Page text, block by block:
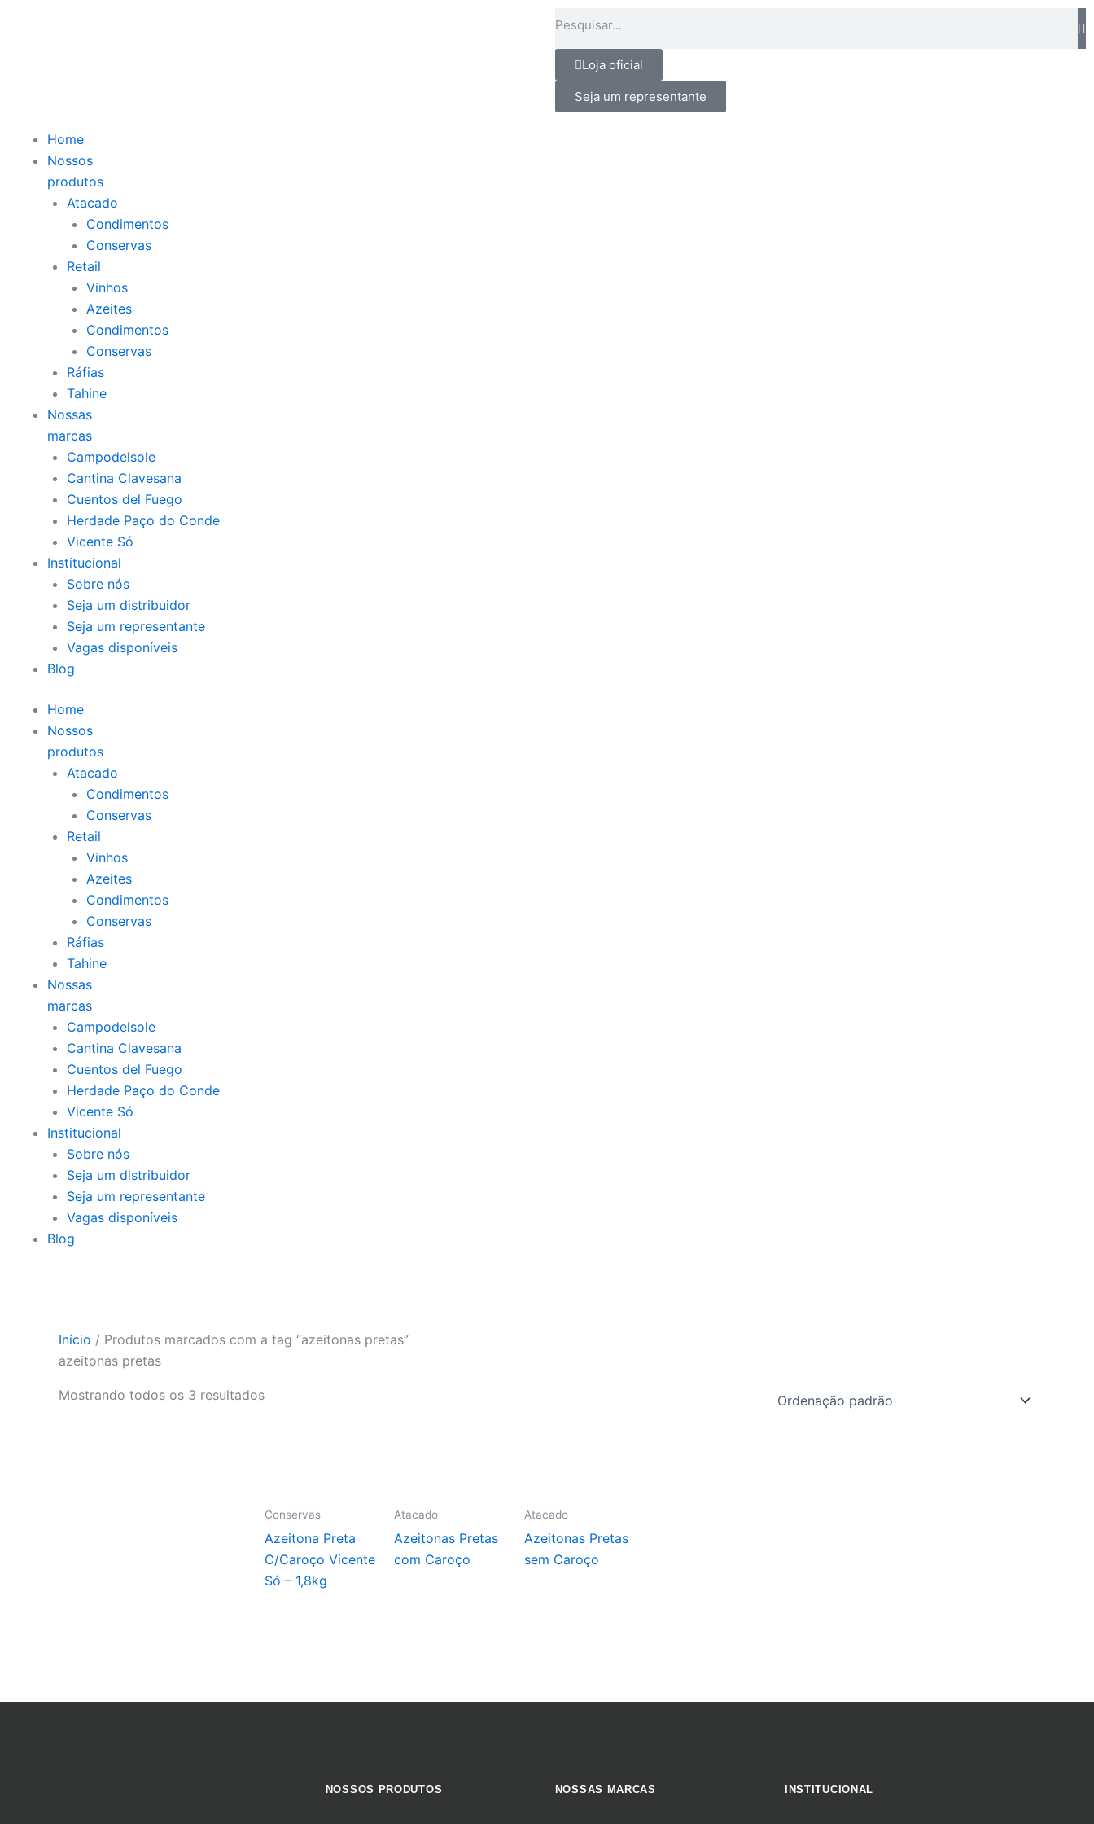
Loja oficial
Seja um representante
Home
Nossos
produtos
Atacado
Condimentos
Conservas
Retail
Vinhos
Azeites
Condimentos
Conservas
Ráfias
Tahine
Nossas
marcas
Campodelsole
Cantina Clavesana
Cuentos del Fuego
Herdade Paço do Conde
Vicente Só
Institucional
Sobre nós
Seja um distribuidor
Seja um representante
Vagas disponíveis
Blog
Home
Nossos
produtos
Atacado
Condimentos
Conservas
Retail
Vinhos
Azeites
Condimentos
Conservas
Ráfias
Tahine
Nossas
marcas
Campodelsole
Cantina Clavesana
Cuentos del Fuego
Herdade Paço do Conde
Vicente Só
Institucional
Sobre nós
Seja um distribuidor
Seja um representante
Vagas disponíveis
Blog
Início / Produtos marcados com a tag “azeitonas pretas”
azeitonas pretas
Mostrando todos os 3 resultados
Conservas
Azeitona Preta
C/Caroço Vicente
Só – 1,8kg
Atacado
Azeitonas Pretas
com Caroço
Atacado
Azeitonas Pretas
sem Caroço
NOSSOS PRODUTOS NOSSAS MARCAS INSTITUCIONAL